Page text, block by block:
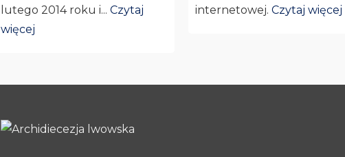
lutego 2014 roku i...Czytaj
więcej
internetowej.Czytaj więcej